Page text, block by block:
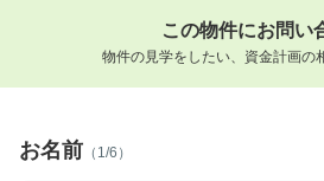
この物件にお問い
物件の見学をしたい、資金計画の
お名前 （1/6）